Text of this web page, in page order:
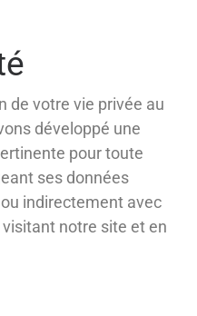
de votre vie privée au
développé une
pour toute
ses données
indirectement avec
visitant notre site et en